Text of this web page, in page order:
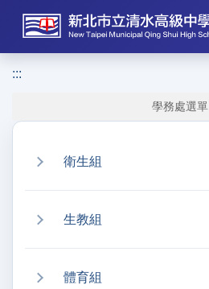
到
區
:::
學務處選單
衛生組
生教組
體育組